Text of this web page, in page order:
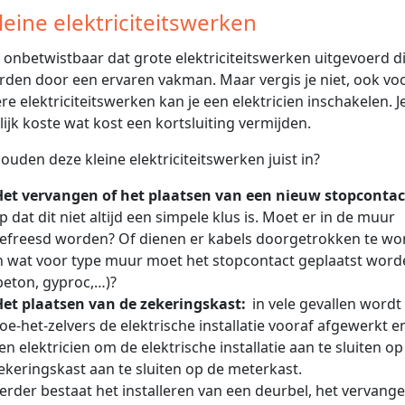
elektriciteitswerken
onbetwistbaar dat grote elektriciteitswerken uitgevoerd
door een ervaren vakman. Maar vergis je niet, ook
elektriciteitswerken kan je een elektricien inschakelen.
koste wat kost een kortsluiting vermijden.
deze kleine elektriciteitswerken juist in?
vervangen of het plaatsen van een nieuw
dat dit niet altijd een simpele klus is. Moet er in de muur
worden? Of dienen er kabels doorgetrokken te
wat voor type muur moet het stopcontact geplaatst
gyproc,…)?
plaatsen van de zekeringskast: in vele gevallen
het-zelvers de elektrische installatie vooraf afgewerkt
elektricien om de elektrische installatie aan te sluiten
aan te sluiten op de meterkast.
bestaat het installeren van een deurbel, het